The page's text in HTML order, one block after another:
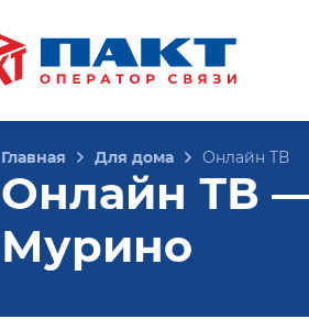
Главная Для дома Онлайн ТВ
Онлайн ТВ —
Мурино